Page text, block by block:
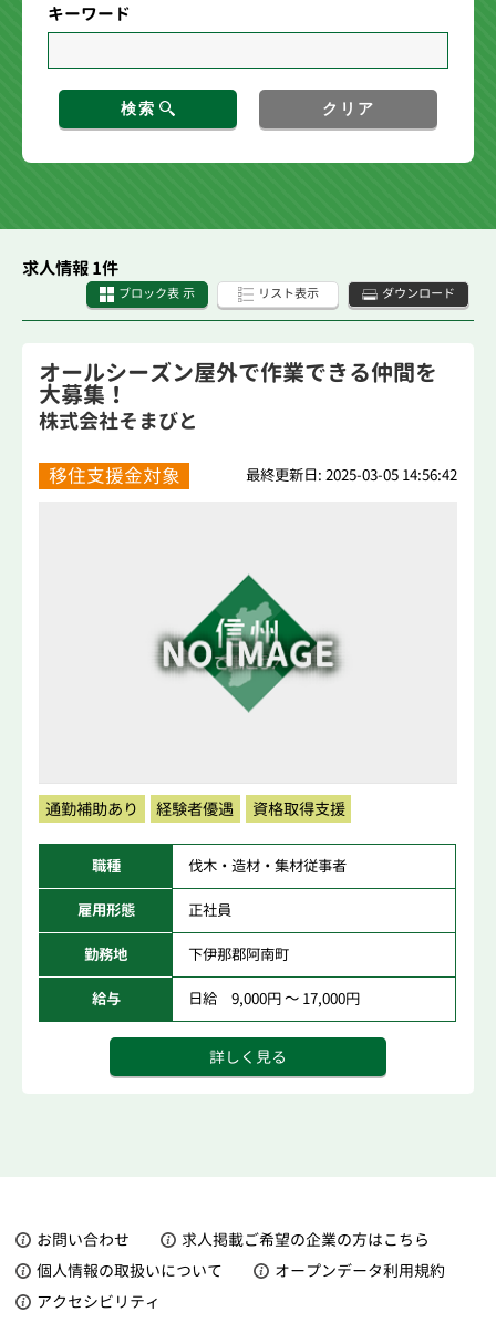
キーワード
検索 クリア
求人情報 1件
ブロック表 示 リスト表示 ダウンロード
オールシーズン屋外で作業できる仲間を
大募集！
株式会社そまびと
移住支援金対象 最終更新日: 2025-03-05 14:56:42
通勤補助あり 経験者優遇 資格取得支援
職種 伐木・造材・集材従事者
雇用形態 正社員
勤務地 下伊那郡阿南町
給与 日給 9,000円 ～ 17,000円
詳しく見る
お問い合わせ
求人掲載ご希望の企業の方はこちら
個人情報の取扱いについて
オープンデータ利用規約
アクセシビリティ